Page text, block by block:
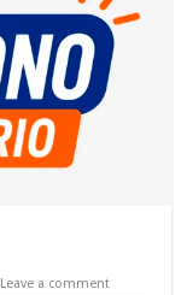
Leave a comment